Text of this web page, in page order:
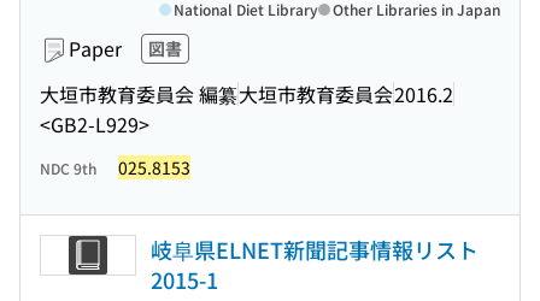
Paper 図書
大垣市教育委員会 編纂大垣市教育委員会2016.2
<GB2-L929>
National Diet Library Other Libraries in Japan
NDC 9th 025.8153
岐阜県ELNET新聞記事情報リスト
2015-1